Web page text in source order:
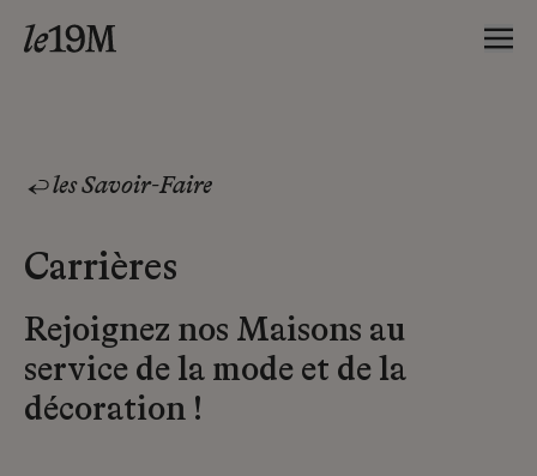
les Savoir-Faire
Carrières
Rejoignez nos Maisons au
service de la mode et de la
décoration !